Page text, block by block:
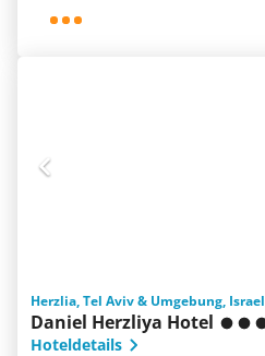
Herzlia, Tel Aviv & Umgebung, Israel
Daniel Herzliya Hotel
Hoteldetails